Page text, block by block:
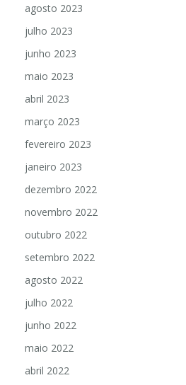
agosto 2023
julho 2023
junho 2023
maio 2023
abril 2023
março 2023
fevereiro 2023
janeiro 2023
dezembro 2022
novembro 2022
outubro 2022
setembro 2022
agosto 2022
julho 2022
junho 2022
maio 2022
abril 2022